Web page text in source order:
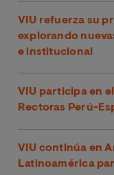
VIU refuerza su
explorando
e institucional
VIU participa en
Rectoras Perú-
VIU continúa en
Latinoamérica